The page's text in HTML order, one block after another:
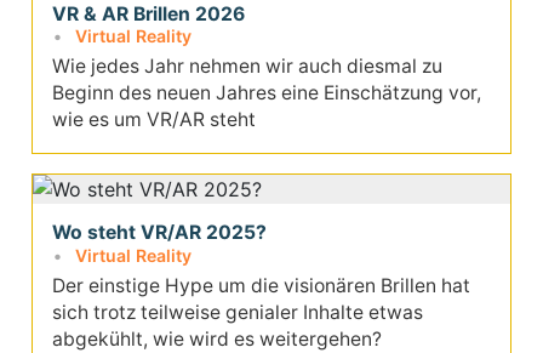
VR & AR Brillen 2026
Virtual Reality
Wie jedes Jahr nehmen wir auch diesmal zu
Beginn des neuen Jahres eine Einschätzung vor,
wie es um VR/AR steht
Wo steht VR/AR 2025?
Virtual Reality
Der einstige Hype um die visionären Brillen hat
sich trotz teilweise genialer Inhalte etwas
abgekühlt, wie wird es weitergehen?